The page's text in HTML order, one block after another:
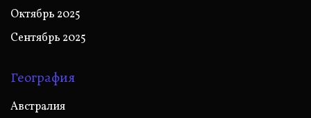
Октябрь 2025
Сентябрь 2025
География
Австралия